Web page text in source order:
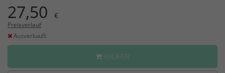
27,50 €
Preisverlauf
Ausverkauft
KAUFEN